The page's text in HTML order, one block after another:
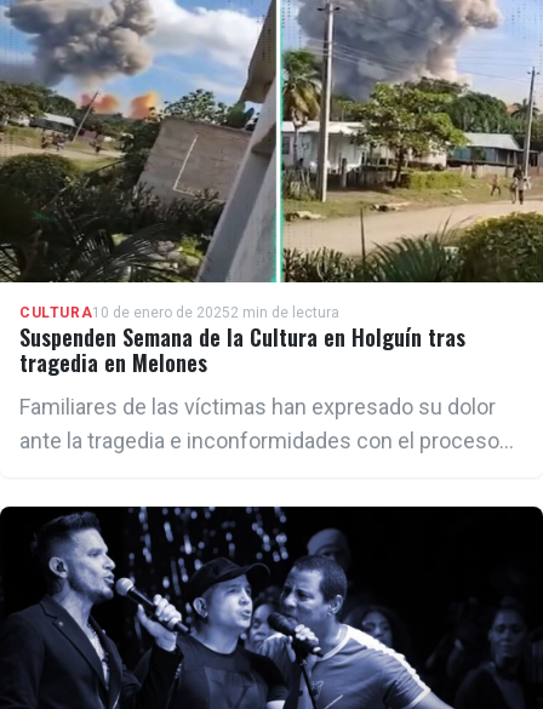
CULTURA10 de enero de 20252 min de lectura
Suspenden Semana de la Cultura en Holguín tras
tragedia en Melones
Familiares de las víctimas han expresado su dolor
ante la tragedia e inconformidades con el proceso